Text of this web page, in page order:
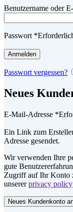
Benutzername oder
Passwort *
Anmelden
Passwort vergessen?
Neues
E-Mail-Adresse *
Ein Link zum
Adresse gesendet.
Wir verwenden Ihre
gute
Zugriff auf Ihr Konto
unsererprivacy policy
Neues Kundenkonto